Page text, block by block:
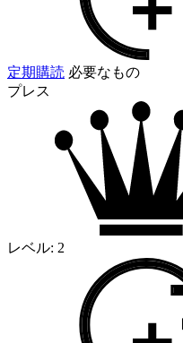
定期購読 必要なもの
プレス
レベル: 2